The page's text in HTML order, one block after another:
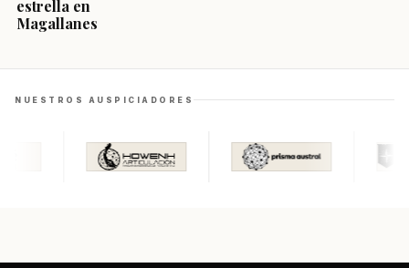
estrella en
Magallanes
NUESTROS AUSPICIADORES